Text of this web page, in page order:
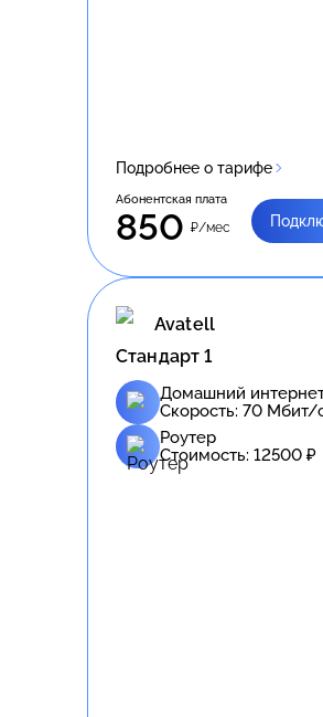
Подробнее о тарифе
Абонентская плата
850 ₽/мес
Avatell
Стандарт 1
Домашний
Скорость: 70 Мбит/
Роутер
Стоимость: 12500 ₽